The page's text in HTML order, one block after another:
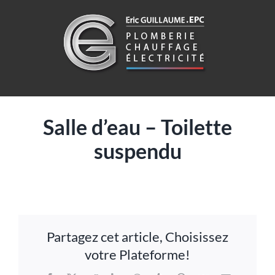
Salle d’eau – Toilette
suspendu
Partagez cet article, Choisissez
votre Plateforme!